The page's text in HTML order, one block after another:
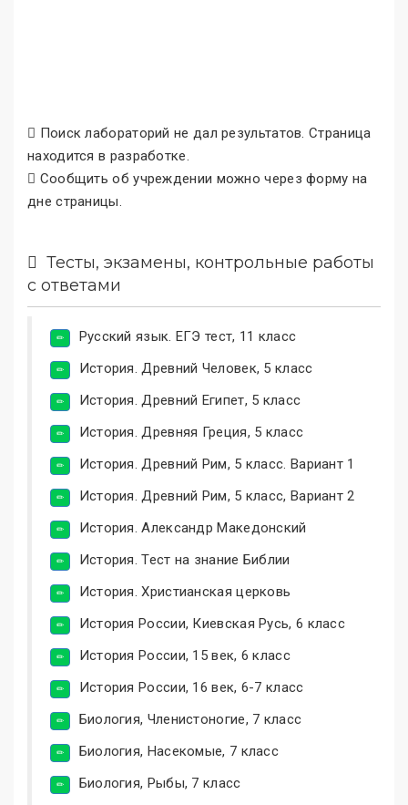
Поиск лабораторий не дал результатов. Страница
находится в разработке.
Сообщить об учреждении можно через форму на
дне страницы.
Тесты, экзамены, контрольные работы
с ответами
Русский язык. ЕГЭ тест, 11 класс
История. Древний Человек, 5 класс
История. Древний Египет, 5 класс
История. Древняя Греция, 5 класс
История. Древний Рим, 5 класс. Вариант 1
История. Древний Рим, 5 класс, Вариант 2
История. Александр Македонский
История. Тест на знание Библии
История. Христианская церковь
История России, Киевская Русь, 6 класс
История России, 15 век, 6 класс
История России, 16 век, 6-7 класс
Биология, Членистоногие, 7 класс
Биология, Насекомые, 7 класс
Биология, Рыбы, 7 класс